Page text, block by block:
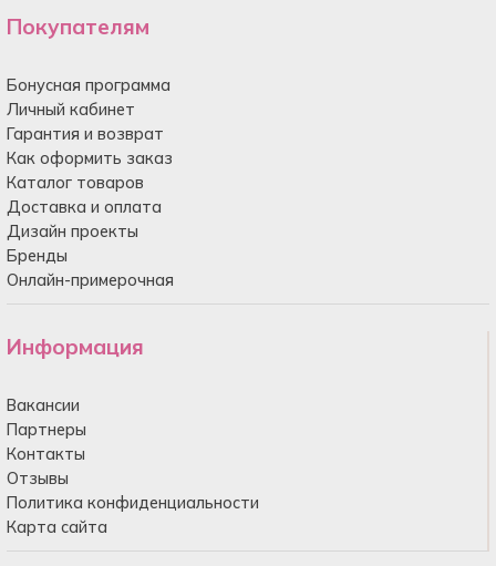
Покупателям
Бонусная программа
Личный кабинет
Гарантия и возврат
Как оформить заказ
Каталог товаров
Доставка и оплата
Дизайн проекты
Бренды
Онлайн-примерочная
Информация
Вакансии
Партнеры
Контакты
Отзывы
Политика конфиденциальности
Карта сайта